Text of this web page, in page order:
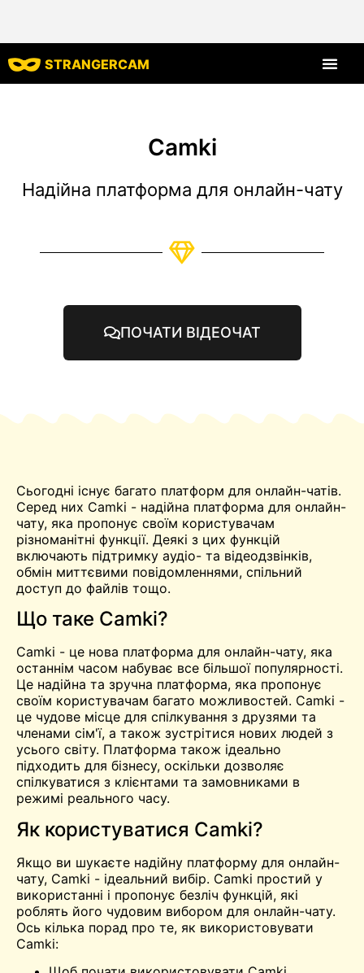
STRANGERCAM
Camki
Надійна платформа для онлайн-чату
ПОЧАТИ ВІДЕОЧАТ
Сьогодні існує багато платформ для онлайн-чатів.
Серед них Camki - надійна платформа для онлайн-
чату, яка пропонує своїм користувачам
різноманітні функції. Деякі з цих функцій
включають підтримку аудіо- та відеодзвінків,
обмін миттєвими повідомленнями, спільний
доступ до файлів тощо.
Що таке Camki?
Camki - це нова платформа для онлайн-чату, яка
останнім часом набуває все більшої популярності.
Це надійна та зручна платформа, яка пропонує
своїм користувачам багато можливостей. Camki -
це чудове місце для спілкування з друзями та
членами сім'ї, а також зустрітися нових людей з
усього світу. Платформа також ідеально
підходить для бізнесу, оскільки дозволяє
спілкуватися з клієнтами та замовниками в
режимі реального часу.
Як користуватися Camki?
Якщо ви шукаєте надійну платформу для онлайн-
чату, Camki - ідеальний вибір. Camki простий у
використанні і пропонує безліч функцій, які
роблять його чудовим вибором для онлайн-чату.
Ось кілька порад про те, як використовувати
Camki: